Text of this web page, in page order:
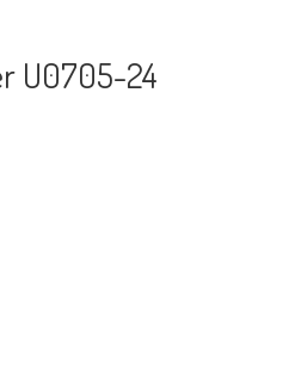
U0705-24